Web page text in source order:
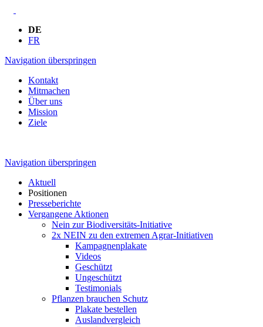
DE
FR
Navigation überspringen
Kontakt
Mitmachen
Über uns
Mission
Ziele
Navigation überspringen
Aktuell
Positionen
Presseberichte
Vergangene Aktionen
Nein zur Biodiversitäts-Initiative
2x NEIN zu den extremen Agrar-Initiativen
Kampagnenplakate
Videos
Geschützt
Ungeschützt
Testimonials
Pflanzen brauchen Schutz
Plakate bestellen
Auslandvergleich